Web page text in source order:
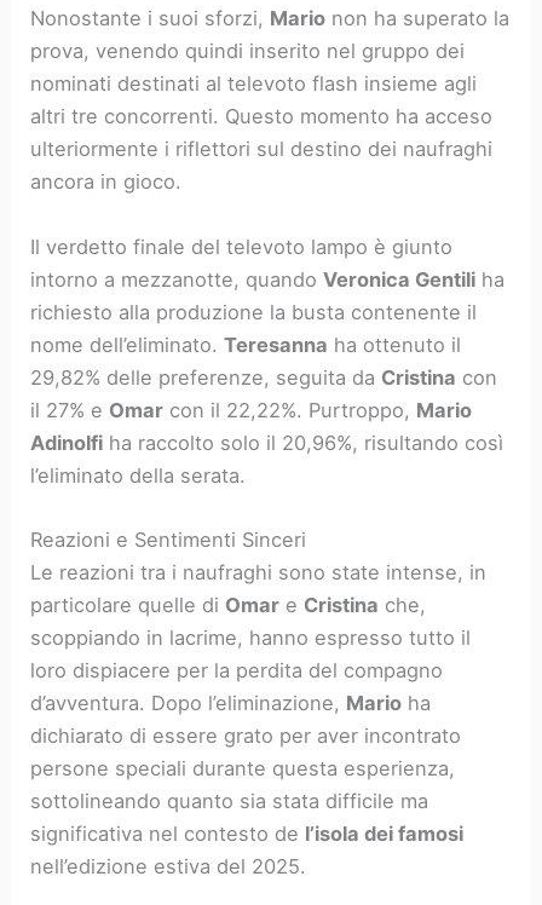
Nonostante i suoi sforzi, Mario non ha superato la
prova, venendo quindi inserito nel gruppo dei
nominati destinati al televoto flash insieme agli
altri tre concorrenti. Questo momento ha acceso
ulteriormente i riflettori sul destino dei naufraghi
ancora in gioco.
Il verdetto finale del televoto lampo è giunto
intorno a mezzanotte, quandoVeronica Gentili ha
richiesto alla produzione la busta contenente il
nome dell’eliminato.Teresanna ha ottenuto il
29,82% delle preferenze, seguita da Cristina con
il 27% e Omar con il 22,22%. Purtroppo, Mario
Adinolfi ha raccolto solo il 20,96%, risultando così
l’eliminato della serata.
Reazioni e Sentimenti Sinceri
Le reazioni tra i naufraghi sono state intense, in
particolare quelle di Omar e Cristina che,
scoppiando in lacrime, hanno espresso tutto il
loro dispiacere per la perdita del compagno
d’avventura. Dopo l’eliminazione, Mario ha
dichiarato di essere grato per aver incontrato
persone speciali durante questa esperienza,
sottolineando quanto sia stata difficile ma
significativa nel contesto de l’isola dei famosi
nell’edizione estiva del 2025.